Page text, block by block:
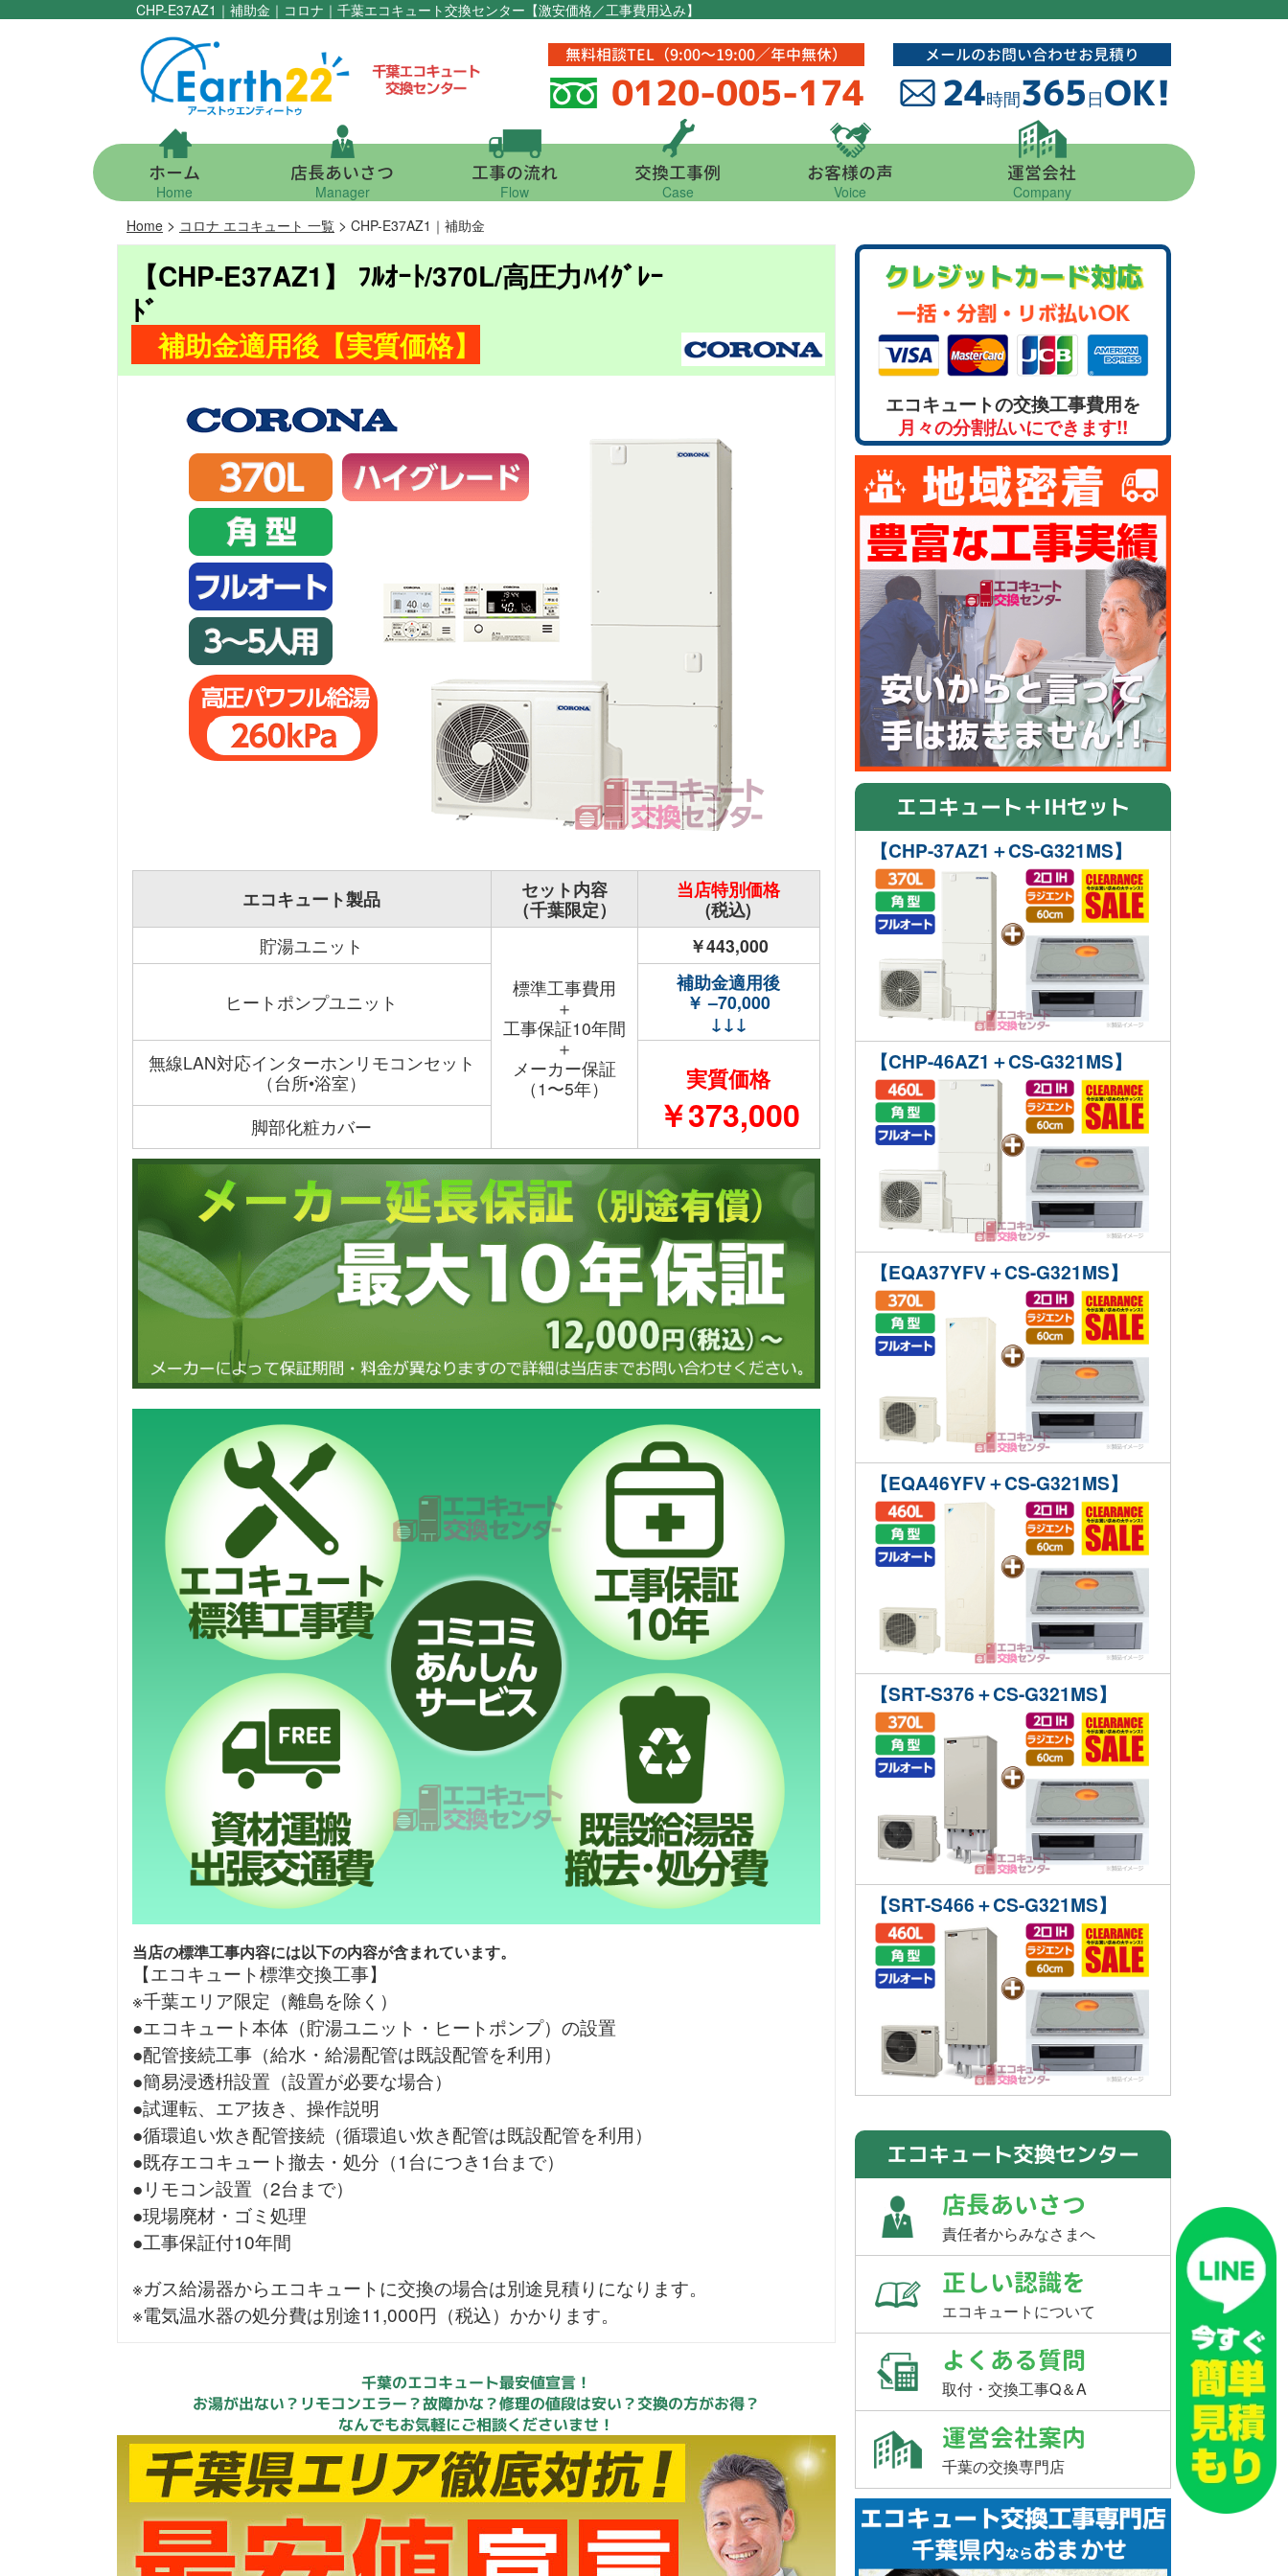
CHP-E37AZ1｜補助金｜コロナ｜千葉エコキュート交換センター【激安価格／工事費用込み】
無料相談TEL（9:00～19:00／年中無休）
0120-005-174
メールのお問い合わせお見積り
24時間365日OK!
ホーム
Home
店長あいさつ
Manager
工事の流れ
Flow
交換工事例
Case
お客様の声
Voice
運営会社
Company
Home > コロナ エコキュート 一覧 > CHP-E37AZ1｜補助金
【CHP-E37AZ1】 ﾌﾙｵｰﾄ/370L/高圧力ﾊｲｸﾞﾚｰ
ﾄﾞ
補助金適用後【実質価格】
エコキュート製品
セット内容
（千葉限定）
当店特別価格
(税込)
貯湯ユニット
標準工事費用
＋
工事保証10年間
＋
メーカー保証
（1〜5年）
￥443,000
ヒートポンプユニット
補助金適用後
￥ –70,000
↓↓↓
無線LAN対応インターホンリモコンセット
（台所•浴室）
実質価格
￥373,000
脚部化粧カバー
当店の標準工事内容には以下の内容が含まれています。
【エコキュート標準交換工事】
※千葉エリア限定（離島を除く）
●エコキュート本体（貯湯ユニット・ヒートポンプ）の設置
●配管接続工事（給水・給湯配管は既設配管を利用）
●簡易浸透枡設置（設置が必要な場合）
●試運転、エア抜き、操作説明
●循環追い炊き配管接続（循環追い炊き配管は既設配管を利用）
●既存エコキュート撤去・処分（1台につき1台まで）
●リモコン設置（2台まで）
●現場廃材・ゴミ処理
●工事保証付10年間
※ガス給湯器からエコキュートに交換の場合は別途見積りになります。
※電気温水器の処分費は別途11,000円（税込）かかります。
千葉のエコキュート最安値宣言！
お湯が出ない？リモコンエラー？故障かな？修理の値段は安い？交換の方がお得？
なんでもお気軽にご相談くださいませ！
クレジットカード対応
エコキュートの交換工事費用を
月々の分割払いにできます!!
エコキュート＋IHセット
【CHP-37AZ1＋CS-G321MS】
【CHP-46AZ1＋CS-G321MS】
【EQA37YFV＋CS-G321MS】
【EQA46YFV＋CS-G321MS】
【SRT-S376＋CS-G321MS】
【SRT-S466＋CS-G321MS】
エコキュート交換センター
店長あいさつ
責任者からみなさまへ
正しい認識を
エコキュートについて
よくある質問
取付・交換工事Q＆A
運営会社案内
千葉の交換専門店